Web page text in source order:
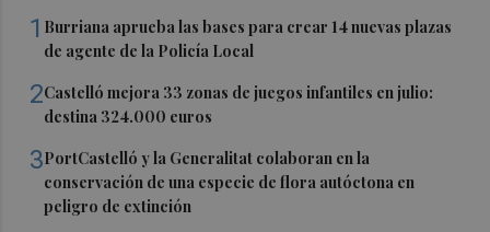
1 Burriana aprueba las bases para crear 14 nuevas plazas
de agente de la Policía Local
2Castelló mejora 33 zonas de juegos infantiles en julio:
destina 324.000 euros
3PortCastelló y la Generalitat colaboran en la
conservación de una especie de flora autóctona en
peligro de extinción